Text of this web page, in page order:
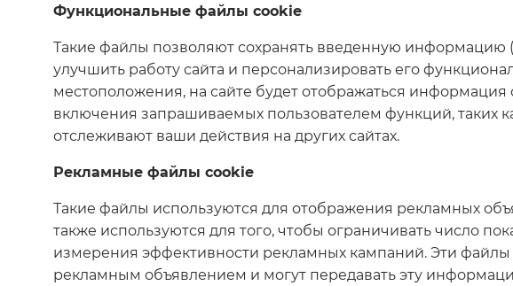
Функциональные файлы cookie
Такие файлы позволяют сохранять введенную информацию
улучшить работу сайта и персонализировать его
местоположения, на сайте будет отображаться
включения запрашиваемых пользователем функций,
отслеживают ваши действия на других сайтах.
Рекламные файлы cookie
Такие файлы используются для отображения рекламных
также используются для того, чтобы ограничивать число
измерения эффективности рекламных кампаний. Эти файлы
рекламным объявлением и могут передавать эту